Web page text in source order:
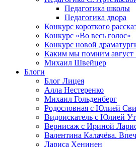
Педагогика школы
Педагогика двора
Конкурс короткого
Конкурс «Во весь голос»
Конкурс новой
Каким мы помним август
Михаил Швейцер
Блоги
Блог Лицея
Алла Нестеренко
Михаил Гольденберг
Родословная с Юлией
Видоискатель с Юлией
Вернисаж с Ириной
Валентина Калачёва.
Лариса Хенинен